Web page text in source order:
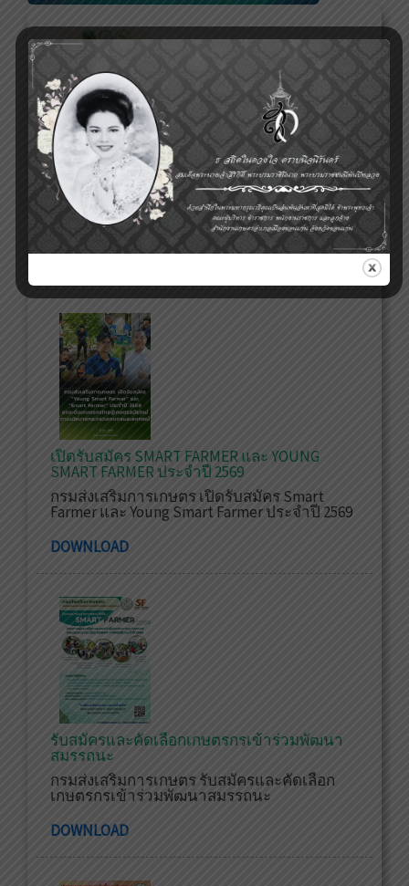
ผู้เลี้ยงจิ้งหรีดและผู้ประกอบการจิ้งหรีด จังหวัด
ขอนแก่น
ประชาสัมพันธ์ แหล่งผลิตจิ้งหรียดและผู้ประกอบ
การจิ้งหรีด จังหวัดขอนแก่น
เปิดรับสมัคร SMART FARMER และ YOUNG
SMART FARMER ประจำปี 2569
กรมส่งเสริมการเกษตร เปิดรับสมัคร Smart
Farmer และ Young Smart Farmer ประจำปี 2569
DOWNLOAD
รับสมัครและคัดเลือกเกษตรกรเข้าร่วมพัฒนา
สมรรถนะ
กรมส่งเสริมการเกษตร รับสมัครและคัดเลือก
เกษตรกรเข้าร่วมพัฒนาสมรรถนะ
DOWNLOAD